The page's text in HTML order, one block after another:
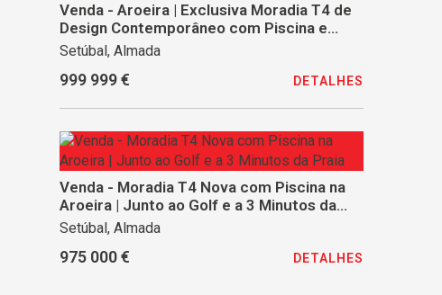
Venda - Aroeira | Exclusiva Moradia T4 de
Design Contemporâneo com Piscina e
acabamentos premium
Setúbal, Almada
999 999 € DETALHES
Venda - Moradia T4 Nova com Piscina na
Aroeira | Junto ao Golf e a 3 Minutos da
Praia
Setúbal, Almada
975 000 € DETALHES